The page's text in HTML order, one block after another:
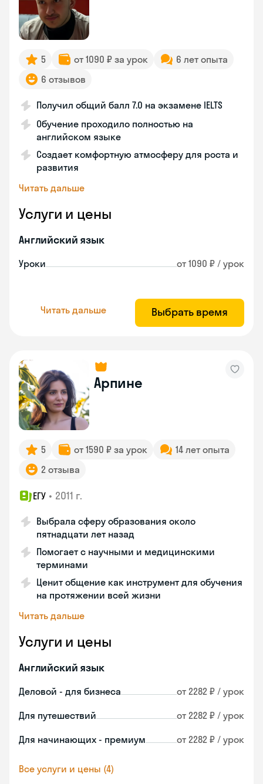
5 от 1090 ₽ за урок
6 лет опыта
6 отзывов
Получил общий балл 7.0 на экзамене IELTS
Обучение проходило полностью на
английском языке
Создает комфортную атмосферу для роста и
развития
Читать дальше
Услуги и цены
Английский язык
Уроки от 1090 ₽ / урок
Читать дальше Выбрать время
Арпине
5 от 1590 ₽ за урок
14 лет опыта
2 отзыва
ЕГУ • 2011 г.
Выбрала сферу образования около
пятнадцати лет назад
Помогает с научными и медицинскими
терминами
Ценит общение как инструмент для обучения
на протяжении всей жизни
Читать дальше
Услуги и цены
Английский язык
Деловой - для бизнеса от 2282 ₽ / урок
Для путешествий от 2282 ₽ / урок
Для начинающих - премиум от 2282 ₽ / урок
Все услуги и цены (4)